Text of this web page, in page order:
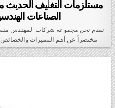
مستلزمات التغليف الحديث
الصناعات
مختصراً عن أهم المميزات والخصائص